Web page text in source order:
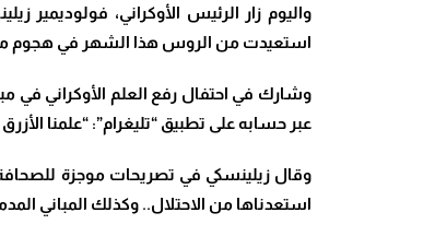
واليوم زار الرئيس الأوكراني، فولوديمير
استعيدت من الروس هذا الشهر في هجوم
عبر حسابه على تطبيق “تليغرام”: “علمنا
وقال زيلينسكي في تصريحات موجزة
استعدناها من الاحتلال.. وكذلك المباني